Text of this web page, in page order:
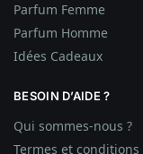
Parfum Femme
Parfum Homme
Idées Cadeaux
BESOIN D’AIDE ?
Qui sommes-nous ?
Termes et conditions